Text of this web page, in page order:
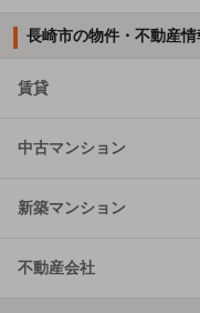
長崎市の物件・不動産
賃貸
中古マンション
新築マンション
不動産会社